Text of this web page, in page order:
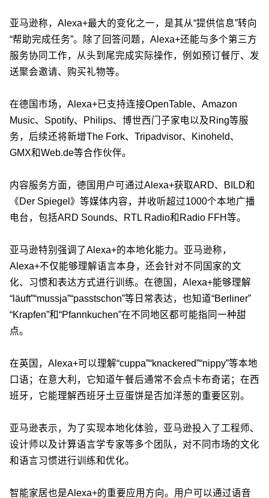
亚马逊称，Alexa+最大的变化之一，是其从“提供信息”转向
“帮助完成任务”。除了回答问题，Alexa+还能与多个第三方
服务协同工作，从头到尾完成实际操作，例如预订餐厅、发
送聚会邀请、购买礼物等。
在德国市场，Alexa+已支持连接OpenTable、Amazon
Music、Spotify、Philips、博世西门子家电以及Ring等服
务，后续还将新增The Fork、Tripadvisor、Kinoheld、
GMX和Web.de等合作伙伴。
内容服务方面，德国用户可通过Alexa+获取ARD、BILD和
《Der Spiegel》等媒体内容，并收听超过1000个本地广播
电台，包括ARD Sounds、RTL Radio和Radio FFH等。
亚马逊特别强调了Alexa+的本地化能力。亚马逊称，
Alexa+不仅能够理解语言本身，还会针对不同国家的文
化、习惯和表达方式进行训练。在德国，Alexa+能够理解
“läuft”“mussja”“passtschon”等日常表达，也知道“Berliner”
“Krapfen”和“Pfannkuchen”在不同地区都可能指同一种甜
点。
在英国，Alexa+可以理解“cuppa”“knackered”“nippy”等本地
口语；在意大利，它知道午餐后通常不会点卡布奇诺；在西
班牙，它能理解西班牙土豆蛋饼是否加洋葱的重要区别。
亚马逊表示，为了实现本地化体验，亚马逊投入了工程师、
设计师以及计算语言学专家等多个团队，对不同市场的文化
和语言习惯进行训练和优化。
智能家居也是Alexa+的重要应用方向。用户可以通过语音